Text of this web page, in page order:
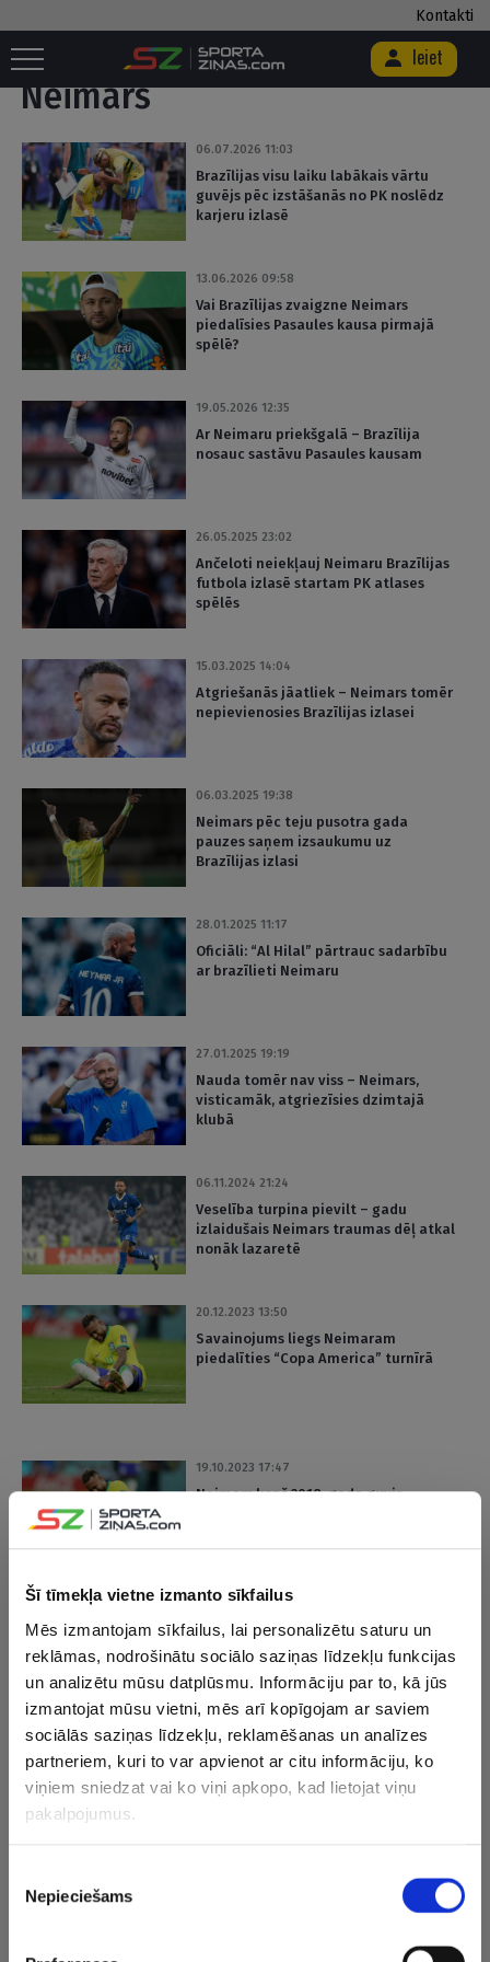
Šī tīmekļa vietne izmanto sīkfailus
Mēs izmantojam sīkfailus, lai personalizētu saturu un
reklāmas, nodrošinātu sociālo saziņas līdzekļu funkcijas
un analizētu mūsu datplūsmu. Informāciju par to, kā jūs
izmantojat mūsu vietni, mēs arī kopīgojam ar saviem
sociālās saziņas līdzekļu, reklamēšanas un analīzes
partneriem, kuri to var apvienot ar citu informāciju, ko
viņiem sniedzat vai ko viņi apkopo, kad lietojat viņu
pakalpojumus.
izvēle
Nepieciešams
Kontakti
Ieiet
Sākums Birka "Neimars"
Neimars
06.07.2026 11:03
Brazīlijas visu laiku labākais vārtu
guvējs pēc izstāšanās no PK noslēdz
karjeru izlasē
13.06.2026 09:58
Vai Brazīlijas zvaigzne Neimars
piedalīsies Pasaules kausa pirmajā
spēlē?
19.05.2026 12:35
Ar Neimaru priekšgalā – Brazīlija
nosauc sastāvu Pasaules kausam
26.05.2025 23:02
Ančeloti neiekļauj Neimaru Brazīlijas
futbola izlasē startam PK atlases
spēlēs
15.03.2025 14:04
Atgriešanās jāatliek – Neimars tomēr
nepievienosies Brazīlijas izlasei
06.03.2025 19:38
Neimars pēc teju pusotra gada
pauzes saņem izsaukumu uz
Brazīlijas izlasi
28.01.2025 11:17
Oficiāli: “Al Hilal” pārtrauc sadarbību
ar brazīlieti Neimaru
27.01.2025 19:19
Nauda tomēr nav viss – Neimars,
visticamāk, atgriezīsies dzimtajā
klubā
06.11.2024 21:24
Veselība turpina pievilt – gadu
izlaidušais Neimars traumas dēļ atkal
nonāk lazaretē
20.12.2023 13:50
Savainojums liegs Neimaram
piedalīties “Copa America” turnīrā
19.10.2023 17:47
Neimars kopš 2018. gada guvis
19.10.2023 10:40
Piepildās ļaunākais – Neimaram
konstatētas divas smagas ceļgala
traumas
18.10.2023 15:47
Mesi divi vārti Argentīnas uzvarā PK
kvalifikācija, Neimars gūst traumu
Neimars Brazīlijas izlases rindās PK
kvalifikācijā labo Pelē rekordu